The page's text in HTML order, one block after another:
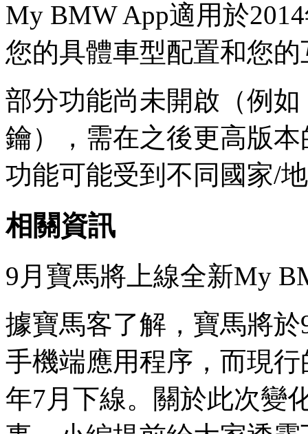
My BMW App適用於
您的具體車型配置和您
部分功能尚未開啟（例
鑰），需在之後更高版
功能可能受到不同國家/
相關資訊
9月寶馬將上線全新My
據寶馬客了解，寶馬將
手機端應用程序，而現
年7月下線。關於此次變